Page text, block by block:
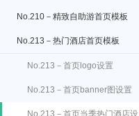
No.210－精致自助游首页模板
No.213－热门酒店首页模板
No.213－首页logo设置
No.213－首页banner图设置
No.213－首页当季热门酒店设